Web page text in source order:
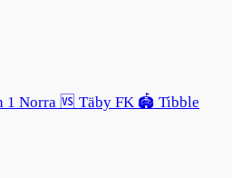
1 Norra 🆚 Täby FK 🏟️ Tibble